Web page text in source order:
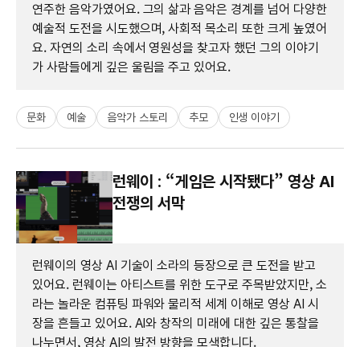
연주한 음악가였어요. 그의 삶과 음악은 경계를 넘어 다양한
예술적 도전을 시도했으며, 사회적 목소리 또한 크게 높였어
요. 자연의 소리 속에서 영원성을 찾고자 했던 그의 이야기
가 사람들에게 깊은 울림을 주고 있어요.
문화 예술 음악가 스토리 추모 인생 이야기
런웨이 : “게임은 시작됐다” 영상 AI
전쟁의 서막
런웨이의 영상 AI 기술이 소라의 등장으로 큰 도전을 받고
있어요. 런웨이는 아티스트를 위한 도구로 주목받았지만, 소
라는 놀라운 컴퓨팅 파워와 물리적 세계 이해로 영상 AI 시
장을 흔들고 있어요. AI와 창작의 미래에 대한 깊은 통찰을
나누면서, 영상 AI의 발전 방향을 모색합니다.